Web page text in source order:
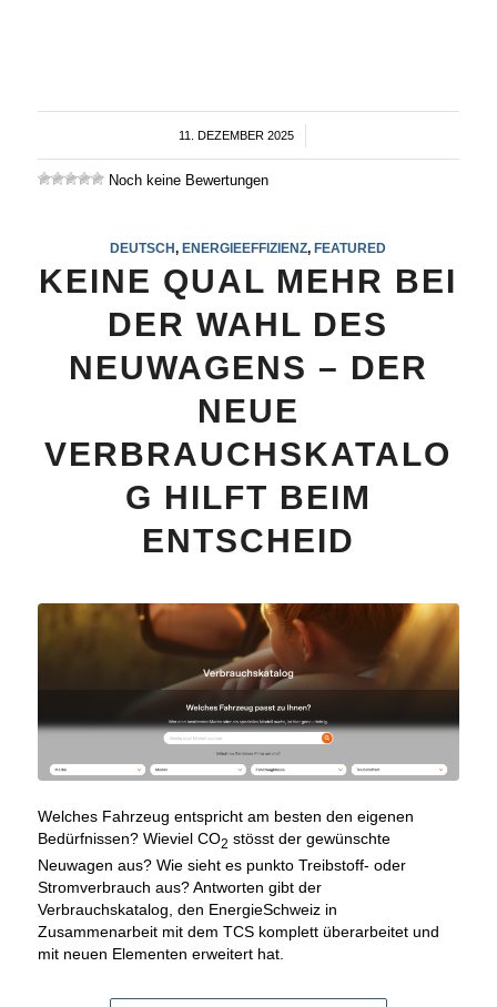
11. DEZEMBER 2025
/
Noch keine Bewertungen
DEUTSCH,ENERGIEEFFIZIENZ,FEATURED
KEINE QUAL MEHR BEI
DER WAHL DES
NEUWAGENS – DER
NEUE
VERBRAUCHSKATALO
G HILFT BEIM
ENTSCHEID
Welches Fahrzeug entspricht am besten den eigenen
Bedürfnissen? Wieviel CO2 stösst der gewünschte
Neuwagen aus? Wie sieht es punkto Treibstoff- oder
Stromverbrauch aus? Antworten gibt der
Verbrauchskatalog, den EnergieSchweiz in
Zusammenarbeit mit dem TCS komplett überarbeitet und
mit neuen Elementen erweitert hat.